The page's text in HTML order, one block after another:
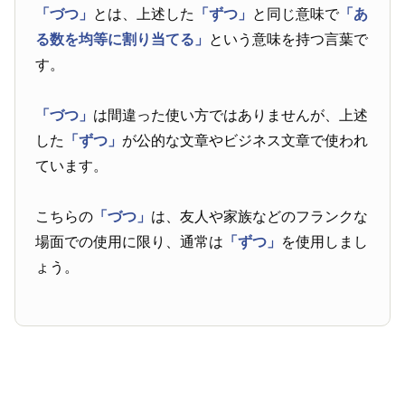
「づつ」 とは、上述した 「ずつ」 と同じ意味で「あ
る数を均等に割り当てる」 という意味を持つ言葉で
す。
「づつ」 は間違った使い方ではありませんが、上述
した
「ずつ」 が公的な文章やビジネス文章で使われ
ています。
こちらの 「づつ」 は、友人や家族などのフランクな
場面での使用に限り、通常は 「ずつ」 を使用しまし
ょう。